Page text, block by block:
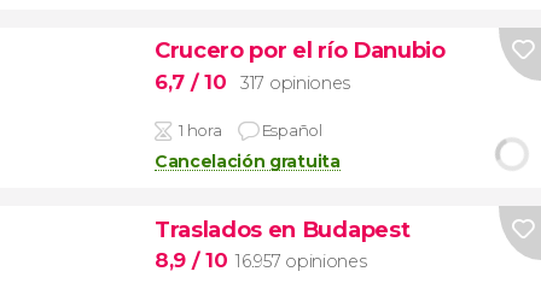
Crucero por el río Danubio
6,7 / 10 317 opiniones
1 hora Español
Cancelación gratuita
Traslados en Budapest
8,9 / 10 16.957 opiniones